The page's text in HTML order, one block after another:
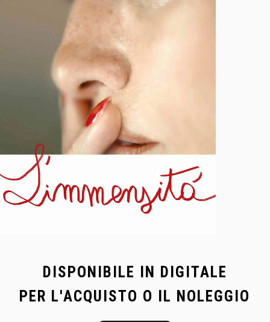
DISPONIBILE IN DIGITALE
PER L'ACQUISTO O IL NOLEGGIO